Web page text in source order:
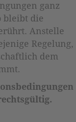
ganz
bleibt die
Anstelle
Regelung,
dem